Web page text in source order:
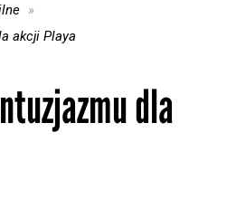
akcji Playa
dla